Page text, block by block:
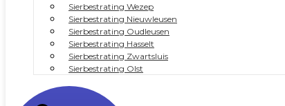
Sierbestrating Wezep
Sierbestrating Nieuwleusen
Sierbestrating Oudleusen
Sierbestrating Hasselt
Sierbestrating Zwartsluis
Sierbestrating Olst